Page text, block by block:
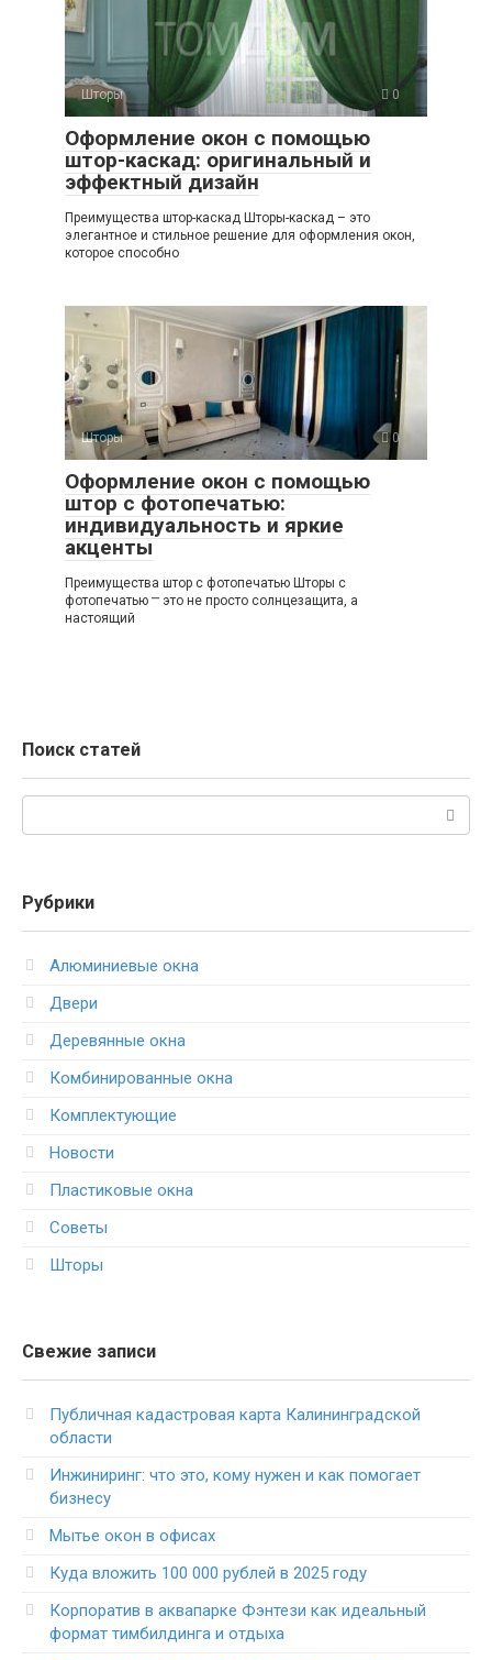
Шторы 0
Оформление окон с помощью
штор-каскад: оригинальный и
эффектный дизайн
Преимущества штор-каскад Шторы-каскад – это
элегантное и стильное решение для оформления окон,
которое способно
Шторы 0
Оформление окон с помощью
штор с фотопечатью:
индивидуальность и яркие
акценты
Преимущества штор с фотопечатью Шторы с
фотопечатью ⎻ это не просто солнцезащита, а
настоящий
Поиск статей
Рубрики
Алюминиевые окна
Двери
Деревянные окна
Комбинированные окна
Комплектующие
Новости
Пластиковые окна
Советы
Шторы
Свежие записи
Публичная кадастровая карта Калининградской
области
Инжиниринг: что это, кому нужен и как помогает
бизнесу
Мытье окон в офисах
Куда вложить 100 000 рублей в 2025 году
Корпоратив в аквапарке Фэнтези как идеальный
формат тимбилдинга и отдыха